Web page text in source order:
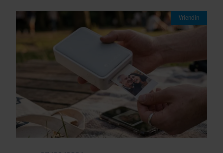
Vriendin